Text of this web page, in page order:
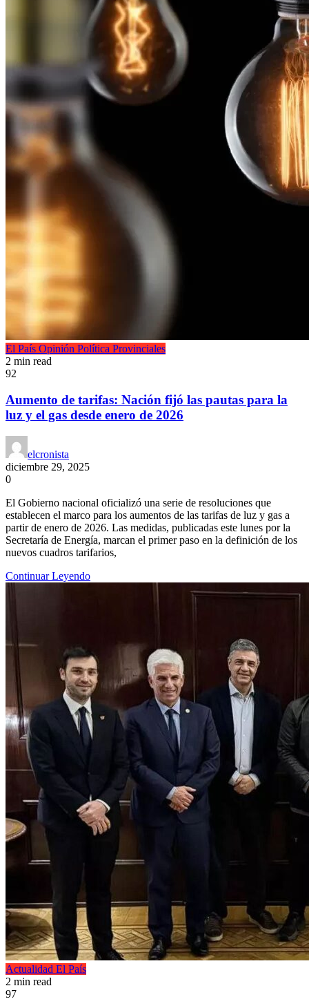
El País Opinión Política Provinciales
2 min read
92
Aumento de tarifas: Nación fijó las pautas para la
luz y el gas desde enero de 2026
elcronista
diciembre 29, 2025
0
El Gobierno nacional oficializó una serie de resoluciones que
establecen el marco para los aumentos de las tarifas de luz y gas a
partir de enero de 2026. Las medidas, publicadas este lunes por la
Secretaría de Energía, marcan el primer paso en la definición de los
nuevos cuadros tarifarios,
Continuar Leyendo
Actualidad El País
2 min read
97